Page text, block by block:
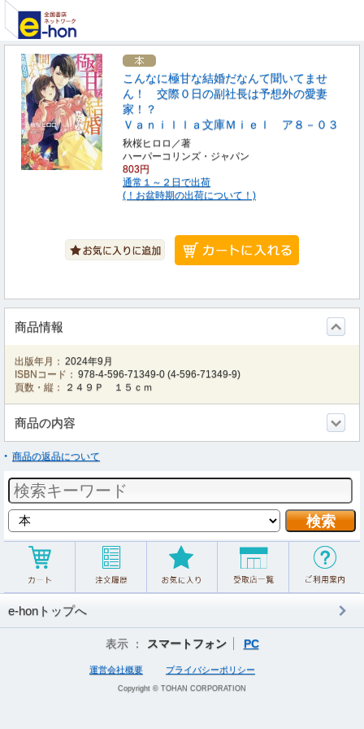
こんなに極甘な結婚だなんて聞いてませ
ん！ 交際０日の副社長は予想外の愛妻
家！？
Ｖａｎｉｌｌａ文庫Ｍｉｅｌ ア８－０３
秋桜ヒロロ／著
ハーパーコリンズ・ジャパン
803円
通常１～２日で出荷
(！お盆時期の出荷について！)
商品情報
出版年月： 2024年9月
ISBNコード： 978-4-596-71349-0 (4-596-71349-9)
頁数・縦：
２４９Ｐ １５ｃｍ
商品の内容
商品の返品について
e-honトップへ
表示 ： スマートフォン PC
運営会社概要 プライバシーポリシー
Copyright © TOHAN CORPORATION